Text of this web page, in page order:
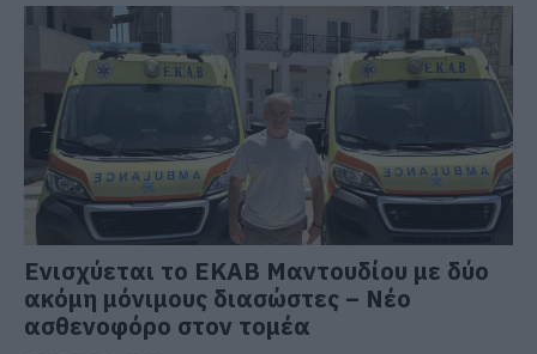
Ενισχύεται το ΕΚΑΒ Μαντουδίου με δύο
ακόμη μόνιμους διασώστες – Νέο
ασθενοφόρο στον τομέα